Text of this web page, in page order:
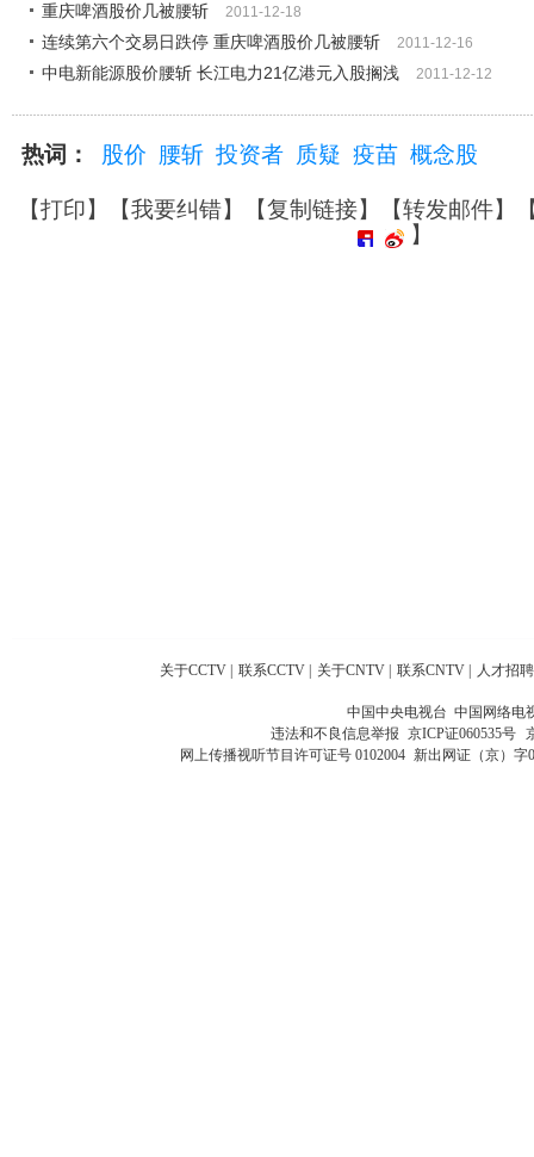
重庆啤酒股价几被腰斩
2011-12-18
连续第六个交易日跌停 重庆啤酒股价几被腰斩 2011-12-16
中电新能源股价腰斩 长江电力21亿港元入股搁浅 2011-12-12
热词： 股价 腰斩 投资者 质疑 疫苗 概念股
【打印】【我要纠错】【复制链接】【转发邮件】
】
关于CCTV 联系CCTV 关于CNTV 联系CNTV 人才招聘
中国中央电视台 中国网络电
违法和不良信息举报 京ICP证060535号
网上传播视听节目许可证号 0102004 新出网证（京）